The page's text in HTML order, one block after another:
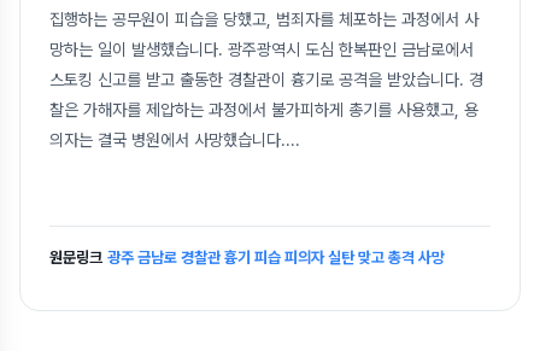
집행하는 공무원이 피습을 당했고, 범죄자를 체포하는 과정에서 사
망하는 일이 발생했습니다. 광주광역시 도심 한복판인 금남로에서
스토킹 신고를 받고 출동한 경찰관이 흉기로 공격을 받았습니다. 경
찰은 가해자를 제압하는 과정에서 불가피하게 총기를 사용했고, 용
의자는 결국 병원에서 사망했습니다....
원문링크 광주 금남로 경찰관 흉기 피습 피의자 실탄 맞고 총격 사망